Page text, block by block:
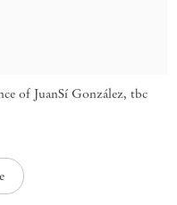
of JuanSí González,tbc